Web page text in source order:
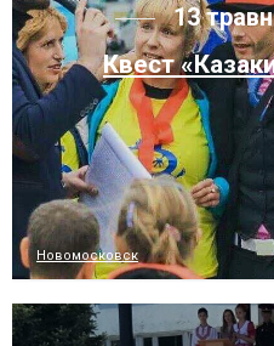
13
Квест
Новомосковск